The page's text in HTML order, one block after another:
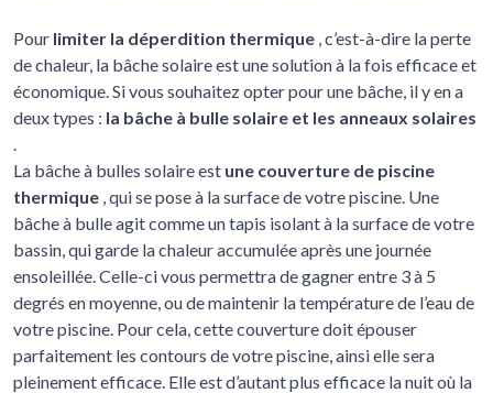
Pour limiter la déperdition thermique , c’est-à-dire la perte
de chaleur, la bâche solaire est une solution à la fois efficace et
économique. Si vous souhaitez opter pour une bâche, il y en a
deux types : la bâche à bulle solaire et les anneaux solaires
.
La bâche à bulles solaire est une couverture de piscine
thermique , qui se pose à la surface de votre piscine. Une
bâche à bulle agit comme un tapis isolant à la surface de votre
bassin, qui garde la chaleur accumulée après une journée
ensoleillée. Celle-ci vous permettra de gagner entre 3 à 5
degrés en moyenne, ou de maintenir la température de l’eau de
votre piscine. Pour cela, cette couverture doit épouser
parfaitement les contours de votre piscine, ainsi elle sera
pleinement efficace. Elle est d’autant plus efficace la nuit où la